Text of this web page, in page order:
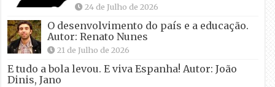
24 de Julho de 2026
O desenvolvimento do país e a educação.
Autor: Renato Nunes
21 de Julho de 2026
E tudo a bola levou. E viva Espanha! Autor: João
Dinis, Jano